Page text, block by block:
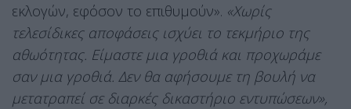
εκλογών, εφόσον το επιθυμούν». «Χωρίς
τελεσίδικες αποφάσεις ισχύει το τεκμήριο της
αθωότητας. Είμαστε μια γροθιά και προχωράμε
σαν μια γροθιά. Δεν θα αφήσουμε τη βουλή να
μετατραπεί σε διαρκές δικαστήριο εντυπώσεων»,